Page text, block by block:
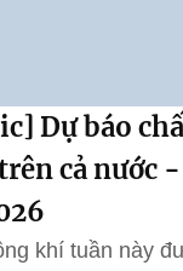
Dự báo
cả nước
khí tuần này